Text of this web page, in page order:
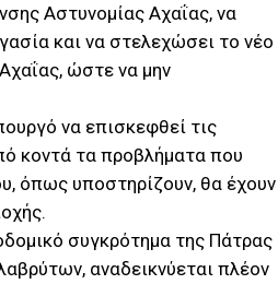
Αστυνομίας Αχαΐας, να
και να στελεχώσει το νέο
ώστε να μην
να επισκεφθεί τις
κοντά τα προβλήματα που
όπως υποστηρίζουν, θα έχουν
συγκρότημα της Πάτρας
αναδεικνύεται πλέον